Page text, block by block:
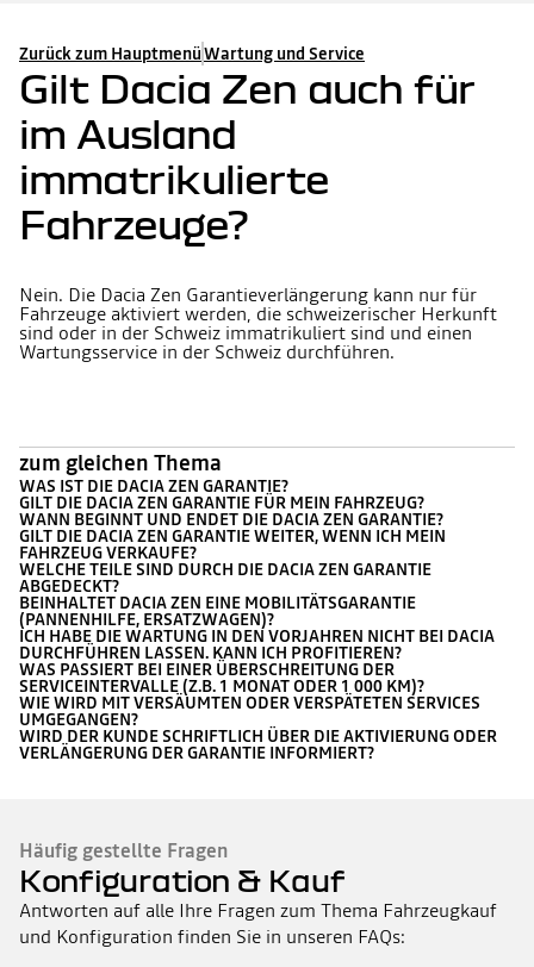
Zurück zum HauptmenüWartung und Service
Gilt Dacia Zen auch für
im Ausland
immatrikulierte
Fahrzeuge?
Nein. Die Dacia Zen Garantieverlängerung kann nur für
Fahrzeuge aktiviert werden, die schweizerischer Herkunft
sind oder in der Schweiz immatrikuliert sind und einen
Wartungsservice in der Schweiz durchführen.
zum gleichen Thema
WAS IST DIE DACIA ZEN GARANTIE?
GILT DIE DACIA ZEN GARANTIE FÜR MEIN FAHRZEUG?
WANN BEGINNT UND ENDET DIE DACIA ZEN GARANTIE?
GILT DIE DACIA ZEN GARANTIE WEITER, WENN ICH MEIN
FAHRZEUG VERKAUFE?
WELCHE TEILE SIND DURCH DIE DACIA ZEN GARANTIE
ABGEDECKT?
BEINHALTET DACIA ZEN EINE MOBILITÄTSGARANTIE
(PANNENHILFE, ERSATZWAGEN)?
ICH HABE DIE WARTUNG IN DEN VORJAHREN NICHT BEI DACIA
DURCHFÜHREN LASSEN. KANN ICH PROFITIEREN?
WAS PASSIERT BEI EINER ÜBERSCHREITUNG DER
SERVICEINTERVALLE (Z.B. 1 MONAT ODER 1 000 KM)?
WIE WIRD MIT VERSÄUMTEN ODER VERSPÄTETEN SERVICES
UMGEGANGEN?
WIRD DER KUNDE SCHRIFTLICH ÜBER DIE AKTIVIERUNG ODER
VERLÄNGERUNG DER GARANTIE INFORMIERT?
Häufig gestellte Fragen
Konfiguration & Kauf
Antworten auf alle Ihre Fragen zum Thema Fahrzeugkauf
und Konfiguration finden Sie in unseren FAQs: